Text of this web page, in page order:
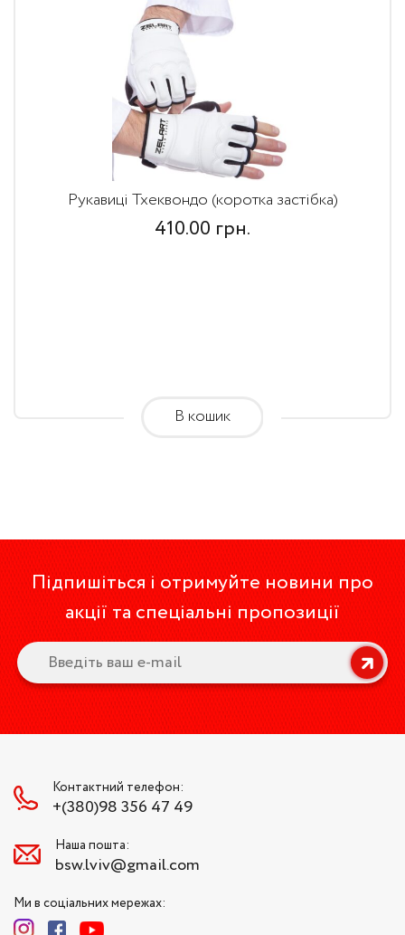
Рукавиці Тхеквондо (коротка застібка)
410.00 грн.
В кошик
Підпишіться і отримуйте новини про
акції та спеціальні пропозиції
Контактний телефон:
+(380)98 356 47 49
Наша пошта:
bsw.lviv@gmail.com
Ми в соціальних мережах: